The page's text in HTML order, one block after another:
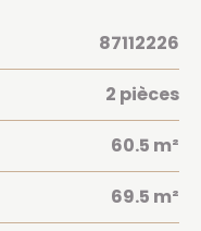
87112226
2 pièces
60.5 m²
69.5 m²